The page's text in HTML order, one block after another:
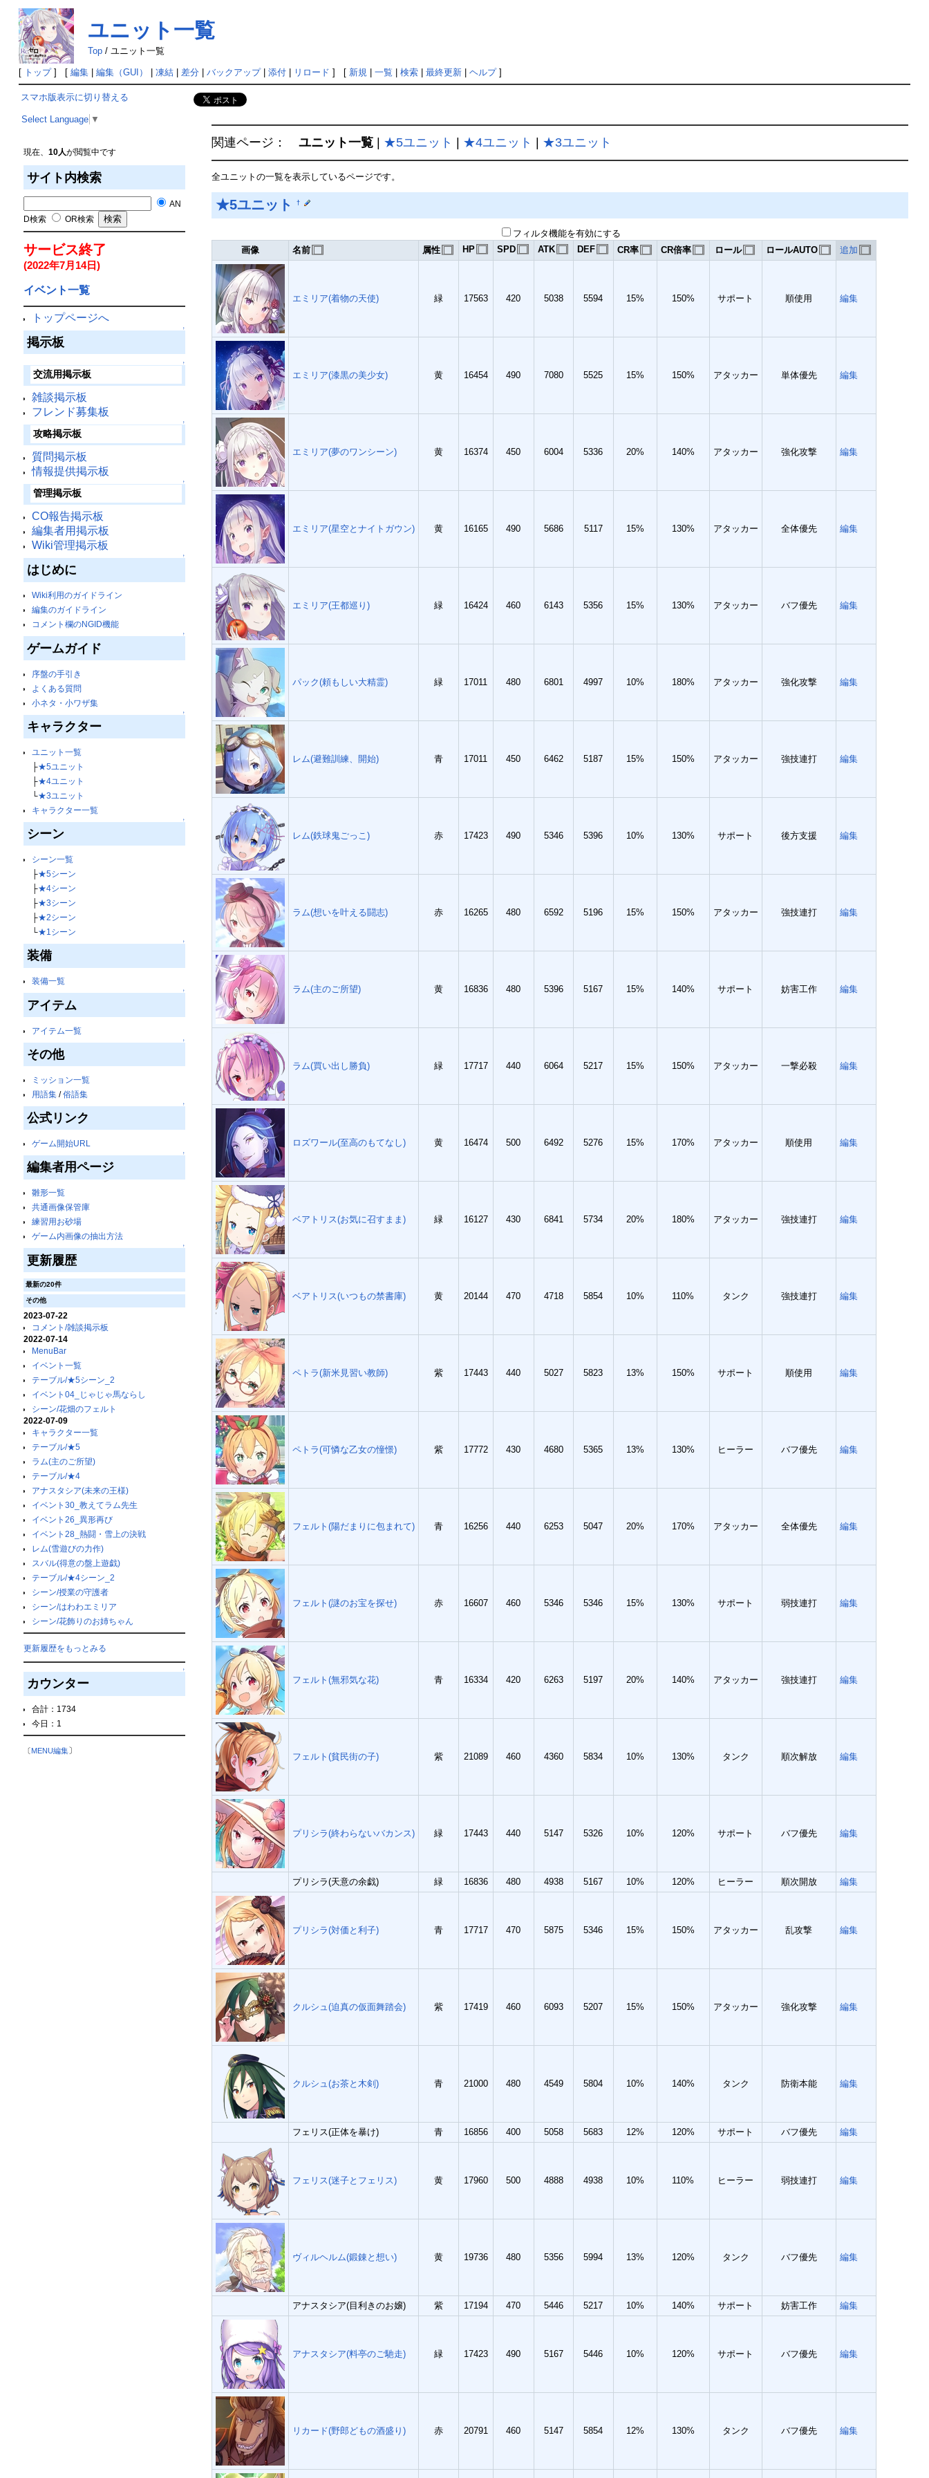
ユニット一覧
Top/ ユニット一覧
[ トップ] [ 編集| 編集（GUI） 凍結| 差分| バックアップ| 添付| リロード ] [ 新規| 一覧 検索| 最終更新| ヘルプ]
スマホ版表示に切り替える
Select Language ▼
現在、 10人が閲覧中です
サイト内検索
AN
D検索
OR検索
サービス終了
(2022年7月14日)
イベント一覧
トップページへ
↑
掲示板
↑
交流用掲示板
雑談掲示板
フレンド募集板
↑
攻略掲示板
質問掲示板
情報提供掲示板
↑
管理掲示板
CO報告掲示板
編集者用掲示板
Wiki管理掲示板
↑
はじめに
Wiki利用のガイドライン
編集のガイドライン
コメント欄のNGID機能
↑
ゲームガイド
序盤の手引き
よくある質問
小ネタ・小ワザ集
↑
キャラクター
ユニット一覧
├★5ユニット
├★4ユニット
└★3ユニット
キャラクター一覧
↑
シーン
シーン一覧
├★5シーン
├★4シーン
├★3シーン
├★2シーン
└★1シーン
↑
装備
装備一覧
↑
アイテム
アイテム一覧
↑
その他
ミッション一覧
用語集/俗語集
↑
公式リンク
ゲーム開始URL
↑
編集者用ページ
雛形一覧
共通画像保管庫
練習用お砂場
ゲーム内画像の抽出方法
↑
更新履歴
最新の20件
その他
2023-07-22
コメント/雑談掲示板
2022-07-14
MenuBar
イベント一覧
テーブル/★5シーン_2
イベント04_じゃじゃ馬ならし
シーン/花畑のフェルト
2022-07-09
キャラクター一覧
テーブル/★5
ラム(主のご所望)
テーブル/★4
アナスタシア(未来の王様)
イベント30_教えてラム先生
イベント26_異形再び
イベント28_熱闘・雪上の決戦
レム(雪遊びの力作)
スバル(得意の盤上遊戯)
テーブル/★4シーン_2
シーン/授業の守護者
シーン/はわわエミリア
シーン/花飾りのお姉ちゃん
更新履歴をもっとみる
↑
カウンター
合計：1734
今日：1
〔MENU編集〕
関連ページ： ユニット一覧| ★5ユニット | ★4ユニット | ★3ユニット
全ユニットの一覧を表示しているページです。
★5ユニット †
フィルタ機能を有効にする
画像
名前 属性 HP SPD ATK DEF CR率 CR倍率 ロール ロールAUTO 追加
エミリア(着物の天使) 緑 17563 420 5038 5594 15% 150% サポート 順使用 編集
エミリア(漆黒の美少女) 黄 16454 490 7080 5525 15% 150% アタッカー 単体優先 編集
エミリア(夢のワンシーン) 黄 16374 450 6004 5336 20% 140% アタッカー 強化攻撃 編集
エミリア(星空とナイトガウン) 黄 16165 490 5686 5117 15% 130% アタッカー 全体優先 編集
エミリア(王都巡り) 緑 16424 460 6143 5356 15% 130% アタッカー バフ優先 編集
パック(頼もしい大精霊) 緑 17011 480 6801 4997 10% 180% アタッカー 強化攻撃 編集
レム(避難訓練、開始) 青 17011 450 6462 5187 15% 150% アタッカー 強技連打 編集
レム(鉄球鬼ごっこ) 赤 17423 490 5346 5396 10% 130% サポート 後方支援 編集
ラム(想いを叶える闘志) 赤 16265 480 6592 5196 15% 150% アタッカー 強技連打 編集
ラム(主のご所望) 黄 16836 480 5396 5167 15% 140% サポート 妨害工作 編集
ラム(買い出し勝負) 緑 17717 440 6064 5217 15% 150% アタッカー 一撃必殺 編集
ロズワール(至高のもてなし) 黄 16474 500 6492 5276 15% 170% アタッカー 順使用 編集
ベアトリス(お気に召すまま) 緑 16127 430 6841 5734 20% 180% アタッカー 強技連打 編集
ベアトリス(いつもの禁書庫) 黄 20144 470 4718 5854 10% 110% タンク 強技連打 編集
ペトラ(新米見習い教師) 紫 17443 440 5027 5823 13% 150% サポート 順使用 編集
ペトラ(可憐な乙女の憧憬) 紫 17772 430 4680 5365 13% 130% ヒーラー バフ優先 編集
フェルト(陽だまりに包まれて) 青 16256 440 6253 5047 20% 170% アタッカー 全体優先 編集
フェルト(謎のお宝を探せ) 赤 16607 460 5346 5346 15% 130% サポート 弱技連打 編集
フェルト(無邪気な花) 青 16334 420 6263 5197 20% 140% アタッカー 強技連打 編集
フェルト(貧民街の子) 紫 21089 460 4360 5834 10% 130% タンク 順次解放 編集
プリシラ(終わらないバカンス) 緑 17443 440 5147 5326 10% 120% サポート バフ優先 編集
プリシラ(天意の余戯) 緑 16836 480 4938 5167 10% 120% ヒーラー 順次開放 編集
プリシラ(対価と利子) 青 17717 470 5875 5346 15% 150% アタッカー 乱攻撃 編集
クルシュ(迫真の仮面舞踏会) 紫 17419 460 6093 5207 15% 150% アタッカー 強化攻撃 編集
クルシュ(お茶と木剣) 青 21000 480 4549 5804 10% 140% タンク 防衛本能 編集
フェリス(正体を暴け) 青 16856 400 5058 5683 12% 120% サポート バフ優先 編集
フェリス(迷子とフェリス) 黄 17960 500 4888 4938 10% 110% ヒーラー 弱技連打 編集
ヴィルヘルム(鍛錬と想い) 黄 19736 480 5356 5994 13% 120% タンク バフ優先 編集
アナスタシア(目利きのお嬢) 紫 17194 470 5446 5217 10% 140% サポート 妨害工作 編集
アナスタシア(料亭のご馳走) 緑 17423 490 5167 5446 10% 120% サポート バフ優先 編集
リカード(野郎どもの酒盛り) 赤 20791 460 5147 5854 12% 130% タンク バフ優先 編集